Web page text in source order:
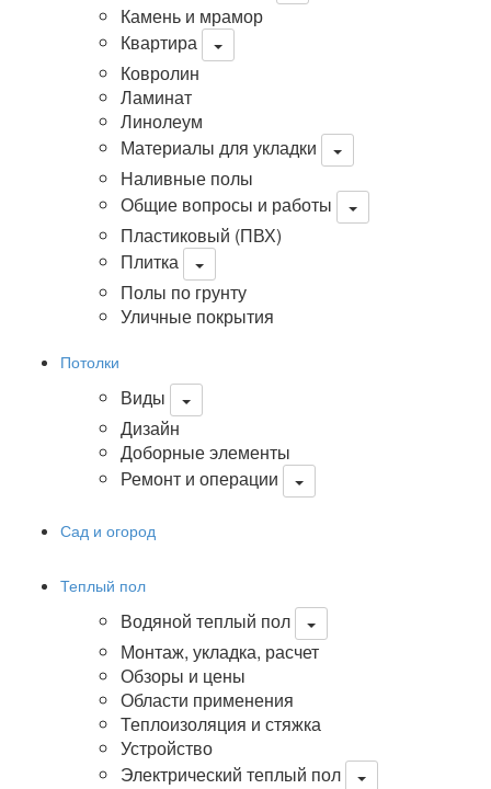
Камень и мрамор
Квартира
Ковролин
Ламинат
Линолеум
Материалы для укладки
Наливные полы
Общие вопросы и работы
Пластиковый (ПВХ)
Плитка
Полы по грунту
Уличные покрытия
Потолки
Виды
Дизайн
Доборные элементы
Ремонт и операции
Сад и огород
Теплый пол
Водяной теплый пол
Монтаж, укладка, расчет
Обзоры и цены
Области применения
Теплоизоляция и стяжка
Устройство
Электрический теплый пол